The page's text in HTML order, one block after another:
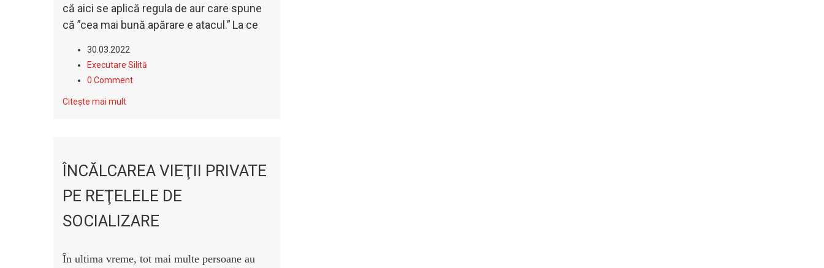
că aici se aplică regula de aur care spune
că ”cea mai bună apărare e atacul.” La ce
30.03.2022
Executare Silită
0 Comment
Citește mai mult
ÎNCĂLCAREA VIEŢII PRIVATE
PE REŢELELE DE
SOCIALIZARE
În ultima vreme, tot mai multe persoane au